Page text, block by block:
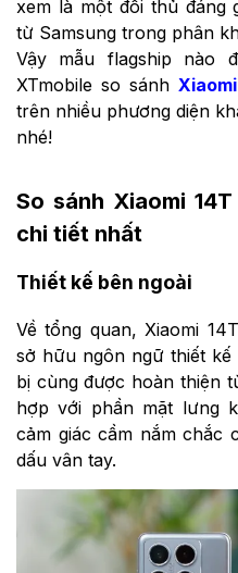
xem là một đối thủ đáng
từ Samsung trong phân
Vậy mẫu flagship nào
XTmobile so sánh
trên nhiều phương diện
nhé!
So sánh Xiaomi
chi tiết nhất
Thiết kế bên ngoài
Về tổng quan, Xiaomi
sở hữu ngôn ngữ thiết kế
bị cùng được hoàn thiện
hợp với phần mặt lưng
cảm giác cầm nắm chắc
dấu vân tay.